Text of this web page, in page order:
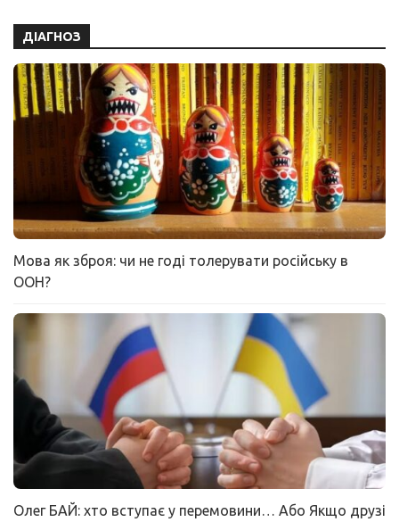
ДІАГНОЗ
Мова як зброя: чи не годі толерувати російську в
ООН?
Олег БАЙ: хто вступає у перемовини… Або Якщо друзі